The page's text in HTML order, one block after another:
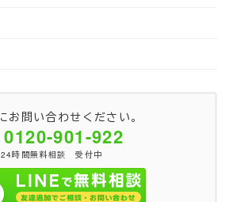
お問い合わせください。
0120-901-922
24時間無料相談 受付中